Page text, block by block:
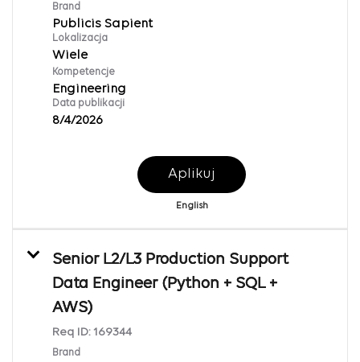
Brand
Publicis Sapient
Lokalizacja
Wiele
Kompetencje
Engineering
Data publikacji
8/4/2026
Aplikuj
English
Senior L2/L3 Production Support
Data Engineer (Python + SQL +
AWS)
Req ID: 169344
Brand